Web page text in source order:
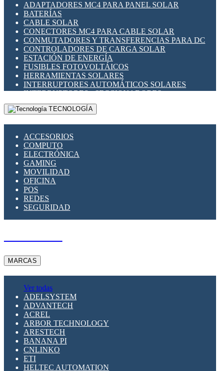
ADAPTADORES MC4 PARA PANEL SOLAR
BATERÍAS
CABLE SOLAR
CONECTORES MC4 PARA CABLE SOLAR
CONMUTADORES Y TRANSFERENCIAS PARA DC
CONTROLADORES DE CARGA SOLAR
ESTACIÓN DE ENERGÍA
FUSIBLES FOTOVOLTÁICOS
HERRAMIENTAS SOLARES
INTERRUPTORES AUTOMÁTICOS SOLARES
INTERRUPTORES - SECCIONADORES
FOTOVOLTÁICOS
MONTAJE PANEL SOLAR
SUPRESOR DE TRANSIENTES SPDS PARA
APLICACIONES FOTOVOLTAICAS
TECNOLOGÍA
ACCESORIOS
COMPUTO
ELECTRÓNICA
GAMING
MOVILIDAD
OFICINA
POS
REDES
SEGURIDAD
MARCAS
Ver todas
ADELSYSTEM
ADVANTECH
ACREL
ARBOR TECHNOLOGY
ARESTECH
BANANA PI
CNLINKO
ETI
HELTEC AUTOMATION